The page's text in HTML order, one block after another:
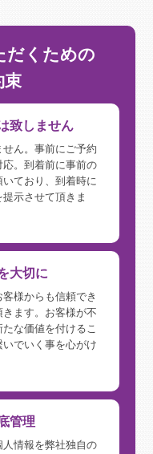
だくための
束
致しません
ん。事前にご予約
。到着前に事前の
いており、到着時に
示させて頂きま
大切に
様からも信頼でき
ます。お客様が不
な価値を付けるこ
いでいく事を心がけ
管理
情報を弊社独自の